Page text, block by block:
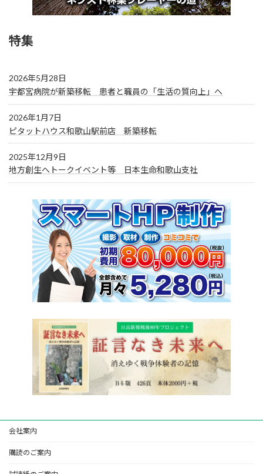
特集
2026年5月28日
宇都宮病院が新築移転 患者と職員の「生活の質向上」へ
2026年1月7日
ピタットハウス和歌山駅前店 新築移転
2025年12月9日
地方創生へトークイベント等 日本生命和歌山支社
会社案内
購読のご案内